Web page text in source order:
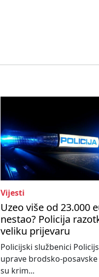
Vijesti
Uzeo više od 23.000
nestao? Policija
veliku prijevaru
Policijski službenici
uprave brodsko-
su krim...